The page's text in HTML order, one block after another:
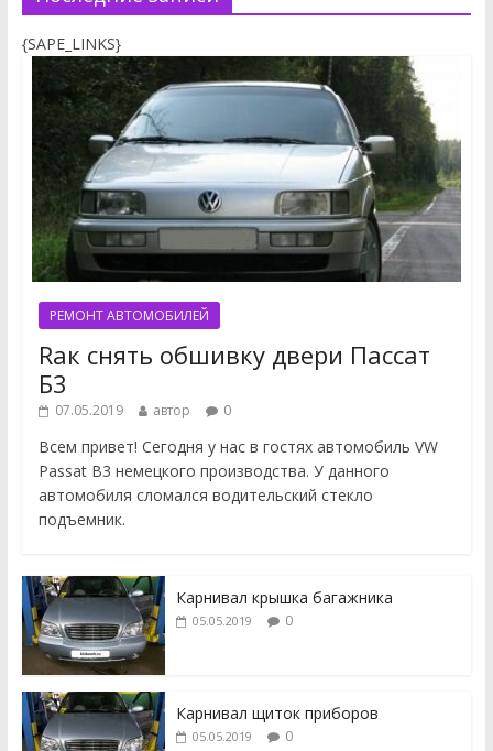
{SAPE_LINKS}
РЕМОНТ АВТОМОБИЛЕЙ
Rак снять обшивку двери Пассат
Б3
07.05.2019 автор 0
Всем привет! Сегодня у нас в гостях автомобиль VW
Passat B3 немецкого производства. У данного
автомобиля сломался водительский стекло
подъемник.
Карнивал крышка багажника
05.05.2019 0
Карнивал щиток приборов
05.05.2019 0